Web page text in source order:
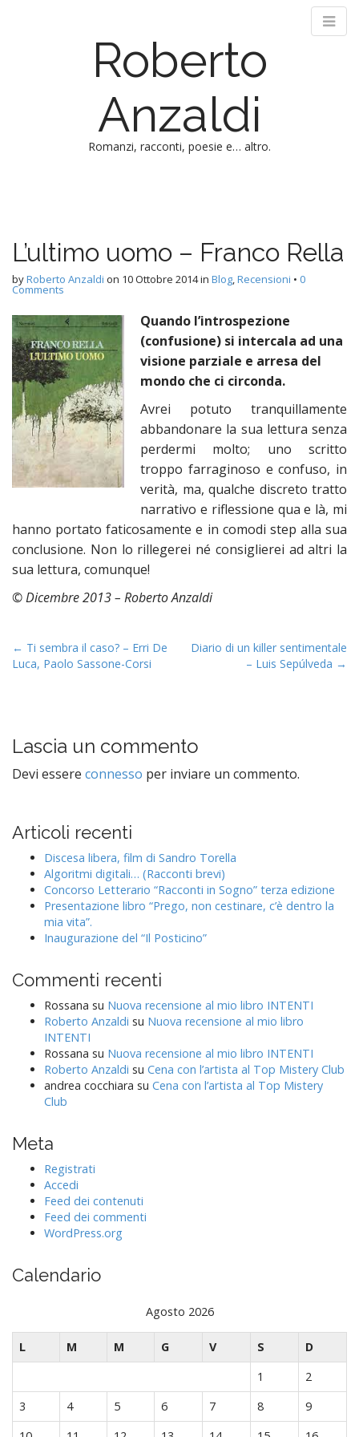
Roberto
Anzaldi
Romanzi, racconti, poesie e… altro.
n
m
e
u
t
o
c
n
t
e
n
t
L’ultimo uomo – Franco Rella
byRoberto Anzaldi on 10 Ottobre 2014in Blog,Recensioni • 0
Comments
Quando l’introspezione
(confusione) si intercala ad una
visione parziale e arresa del
mondo che ci circonda.
Avrei potuto tranquillamente
abbandonare la sua lettura senza
perdermi molto; uno scritto
troppo farraginoso e confuso, in
verità, ma, qualche discreto tratto
narrativo e riflessione qua e là, mi
hanno portato faticosamente e in comodi step alla sua
conclusione. Non lo rillegerei né consiglierei ad altri la
sua lettura, comunque!
© Dicembre 2013 – Roberto Anzaldi
P
o
a
v
a
← Ti sembra il caso? – Erri De
Luca, Paolo Sassone-Corsi
Diario di un killer sentimentale
– Luis Sepúlveda →
Lascia un commento
Devi essere connesso per inviare un commento.
Articoli recenti
Discesa libera, film di Sandro Torella
Algoritmi digitali… (Racconti brevi)
Concorso Letterario “Racconti in Sogno” terza edizione
Presentazione libro “Prego, non cestinare, c’è dentro la
mia vita”.
Inaugurazione del “Il Posticino”
Commenti recenti
Rossana su Nuova recensione al mio libro INTENTI
Roberto Anzaldi su Nuova recensione al mio libro
INTENTI
Rossana su Nuova recensione al mio libro INTENTI
Roberto Anzaldi su Cena con l’artista al Top Mistery Club
andrea cocchiara su Cena con l’artista al Top Mistery
Club
Meta
Registrati
Accedi
Feed dei contenuti
Feed dei commenti
WordPress.org
Calendario
Agosto 2026
L M M G V S
D
1
2
3
4 5 6 7 8
9